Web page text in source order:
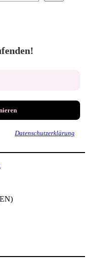
Datenschutzerklärung